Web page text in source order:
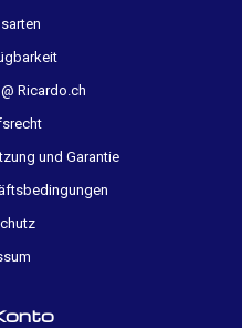
Ricardo.ch
und Garantie